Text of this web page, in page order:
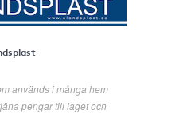
används i många hem
pengar till laget och